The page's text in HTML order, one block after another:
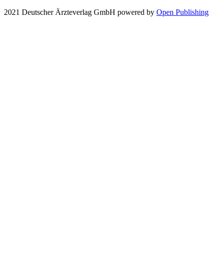
2021 Deutscher Ärzteverlag GmbH powered by Open Publishing